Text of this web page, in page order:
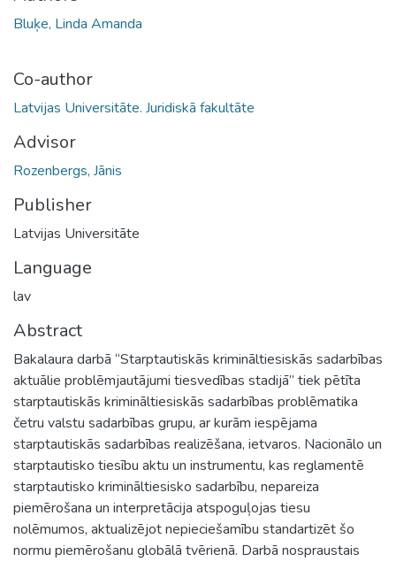
Bluķe, Linda Amanda
Co-author
Latvijas Universitāte. Juridiskā fakultāte
Advisor
Rozenbergs, Jānis
Publisher
Latvijas Universitāte
Language
lav
Abstract
Bakalaura darbā “Starptautiskās krimināltiesiskās sadarbības
aktuālie problēmjautājumi tiesvedības stadijā’’ tiek pētīta
starptautiskās krimināltiesiskās sadarbības problēmatika
četru valstu sadarbības grupu, ar kurām iespējama
starptautiskās sadarbības realizēšana, ietvaros. Nacionālo un
starptautisko tiesību aktu un instrumentu, kas reglamentē
starptautisko krimināltiesisko sadarbību, nepareiza
piemērošana un interpretācija atspoguļojas tiesu
nolēmumos, aktualizējot nepieciešamību standartizēt šo
normu piemērošanu globālā tvērienā. Darbā nospraustais